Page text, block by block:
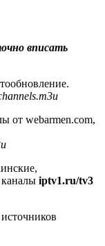
вписать
от webarmen.com,
каналы iptv1.ru/tv3